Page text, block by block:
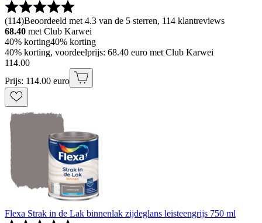
(114)Beoordeeld met 4.3 van de 5 sterren, 114 klantreviews
68.40 met Club Karwei
40% korting40% korting
40% korting, voordeelprijs: 68.40 euro met Club Karwei
114.00
Prijs: 114.00 euro
Flexa Strak in de Lak binnenlak zijdeglans leisteengrijs 750 ml